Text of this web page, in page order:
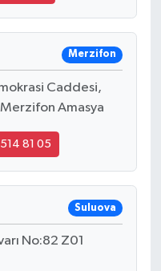
Merzifon
Caddesi,
Amasya
81 05
Suluova
No:82 Z01